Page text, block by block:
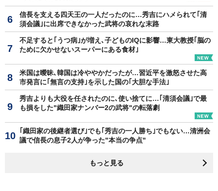
信長を支える四天王の一人だったのに…秀吉にハメられて｢清
須会議｣に出席できなかった武将の哀れな末路
不足すると｢うつ病｣が増え､子どものIQに影響…東大教授｢脳の
ために欠かせないスーパーにある食材｣
米国は曖昧､韓国は冷ややかだったが…習近平を激怒させた高
市発言に｢無言の支持｣を示した国の｢大胆な手法｣
秀吉よりも大役を任されたのに､使い捨てに…｢清須会議｣で最
も損をした"織田家ナンバー2の武将"の転落劇
｢織田家の後継者選び｣でも｢秀吉の一人勝ち｣でもない…清洲会
議で信長の息子2人が争った"本当の争点"
もっと見る